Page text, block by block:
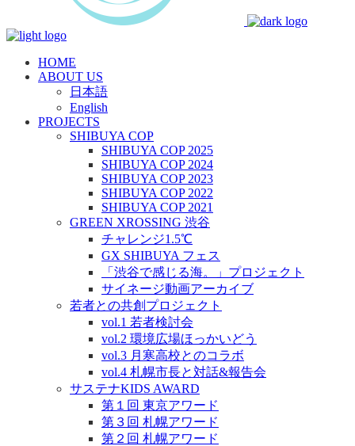
HOME
ABOUT US
日本語
English
PROJECTS
SHIBUYA COP
SHIBUYA COP 2025
SHIBUYA COP 2024
SHIBUYA COP 2023
SHIBUYA COP 2022
SHIBUYA COP 2021
GREEN XROSSING 渋谷
チャレンジ1.5℃
GX SHIBUYA フェス
「渋谷で感じる海。」プロジェクト
サイネージ動画アーカイブ
若者との共創プロジェクト
vol.1 若者検討会
vol.2 環境広場ほっかいどう
vol.3 月寒高校とのコラボ
vol.4 札幌市長と対話&報告会
サステナKIDS AWARD
第１回 東京アワード
第３回 札幌アワード
第２回 札幌アワード